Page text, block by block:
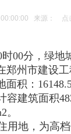
00:00:00 来源： 点
00分，绿地
郑州市建设
面积：
容建筑面积
。
用地，为高